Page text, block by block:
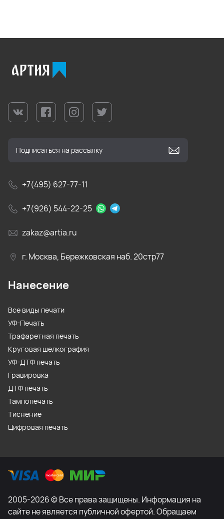
+7(495) 627-77-11
+7(926) 544-22-25
zakaz@artia.ru
г. Москва, Бережковская наб. 20стр77
Нанесение
Все виды печати
УФ-Печать
Трафаретная печать
Круговая шелкография
УФ-ДТФ печать
Гравировка
ДТФ печать
Тампопечать
Тиснение
Цифровая печать
2005-2026 © Все права защищены. Информация на
сайте не является публичной офертой. Обращаем